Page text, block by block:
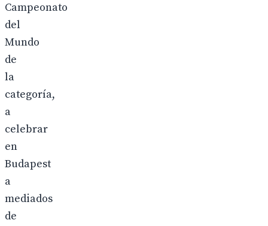
Campeonato
del
Mundo
de
la
categoría,
a
celebrar
en
Budapest
a
mediados
de